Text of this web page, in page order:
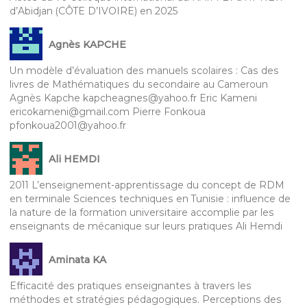
d’Abidjan (CÔTE D’IVOIRE) en 2025
Agnès KAPCHE
Un modèle d’évaluation des manuels scolaires : Cas des
livres de Mathématiques du secondaire au Cameroun
Agnès Kapche kapcheagnes@yahoo.fr Eric Kameni
ericokameni@gmail.com Pierre Fonkoua
pfonkoua2001@yahoo.fr
Ali HEMDI
2011 L’enseignement-apprentissage du concept de RDM
en terminale Sciences techniques en Tunisie : influence de
la nature de la formation universitaire accomplie par les
enseignants de mécanique sur leurs pratiques Ali Hemdi
Aminata KA
Efficacité des pratiques enseignantes à travers les
méthodes et stratégies pédagogiques. Perceptions des